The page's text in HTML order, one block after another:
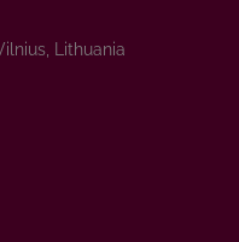
Lithuania